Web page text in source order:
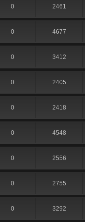
0 2461
0 4677
0 3412
0 2405
0 2418
0 4548
0 2556
0 2755
0 3292